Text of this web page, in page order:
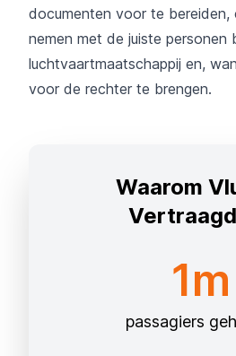
documenten voor te
nemen met de juiste personen
luchtvaartmaatschappij en,
voor de rechter te brengen.
Waarom
1m
passagiers